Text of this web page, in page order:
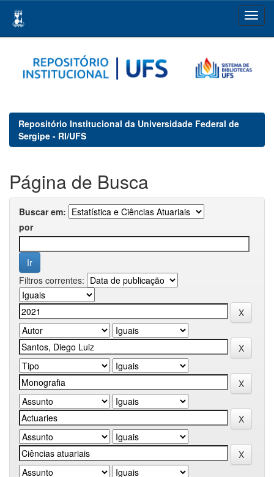
navigation
Repositório Institucional da Universidade Federal de
Sergipe - RI/UFS
Página de Busca
Buscar em:
por
Filtros correntes: